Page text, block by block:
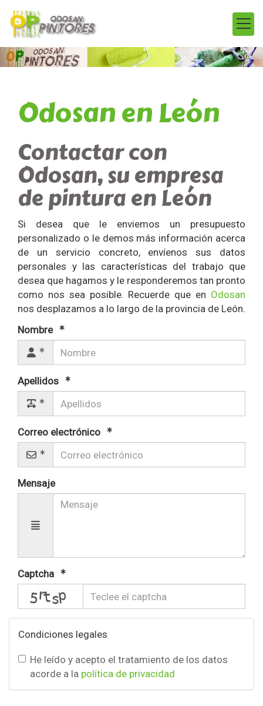
Odosan en León
Contactar con
Odosan, su empresa
de pintura en León
Si desea que le enviemos un presupuesto
personalizado o le demos más información acerca
de un servicio concreto, envíenos sus datos
personales y las características del trabajo que
desea que hagamos y le responderemos tan pronto
como nos sea posible. Recuerde que en Odosan
nos desplazamos a lo largo de la provincia de León.
Nombre
Apellidos
Correo electrónico
Mensaje
Captcha
captcha
Condiciones legales
He leído y acepto el tratamiento de los datos
acorde a la política de privacidad